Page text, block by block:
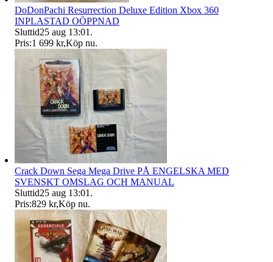
DoDonPachi Resurrection Deluxe Edition Xbox 360
INPLASTAD OÖPPNAD
Sluttid25 aug 13:01 .
Pris:1 699 kr,Köp nu.
Crack Down Sega Mega Drive PÅ ENGELSKA MED
SVENSKT OMSLAG OCH MANUAL
Sluttid25 aug 13:01 .
Pris:829 kr,Köp nu.